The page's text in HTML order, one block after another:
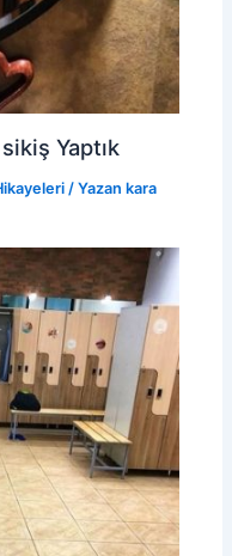
Yaptık
/ Yazan kara